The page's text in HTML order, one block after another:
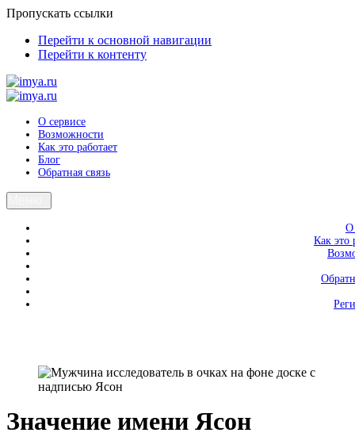
Пропускать ссылки
Перейти к основной навигации
Перейти к контенту
О сервисе
Возможности
Как это работает
Блог
Обратная связь
О
Как это
Значение имени Ясон